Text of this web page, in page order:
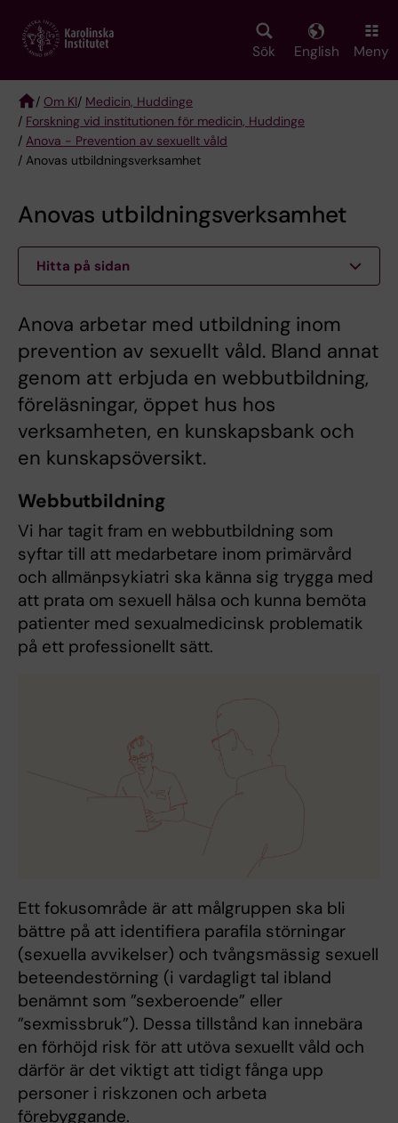
main
Sök English Meny
Breadcrumb
/ Om KI/ Medicin, Huddinge
/ Forskning vid institutionen för medicin, Huddinge
/ Anova - Prevention av sexuellt våld
/ Anovas utbildningsverksamhet
Anovas utbildningsverksamhet
Hitta på sidan
Anova arbetar med utbildning inom
prevention av sexuellt våld. Bland annat
genom att erbjuda en webbutbildning,
föreläsningar, öppet hus hos
verksamheten, en kunskapsbank och
en kunskapsöversikt.
Webbutbildning
Vi har tagit fram en webbutbildning som
syftar till att medarbetare inom primärvård
och allmänpsykiatri ska känna sig trygga med
att prata om sexuell hälsa och kunna bemöta
patienter med sexualmedicinsk problematik
på ett professionellt sätt.
Ett fokusområde är att målgruppen ska bli
bättre på att identifiera parafila störningar
(sexuella avvikelser) och tvångsmässig sexuell
beteendestörning (i vardagligt tal ibland
benämnt som ”sexberoende” eller
”sexmissbruk”). Dessa tillstånd kan innebära
en förhöjd risk för att utöva sexuellt våld och
därför är det viktigt att tidigt fånga upp
personer i riskzonen och arbeta
förebyggande.